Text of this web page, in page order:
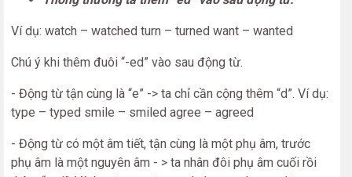
Ví dụ: watch – watched turn – turned want – wanted
Chú ý khi thêm đuôi “-ed” vào sau động từ.
- Động từ tận cùng là “e” -> ta chỉ cần cộng thêm “d”. Ví dụ:
type – typed smile – smiled agree – agreed
- Động từ có một âm tiết, tận cùng là một phụ âm, trước
phụ âm là một nguyên âm - > ta nhân đôi phụ âm cuối rồi